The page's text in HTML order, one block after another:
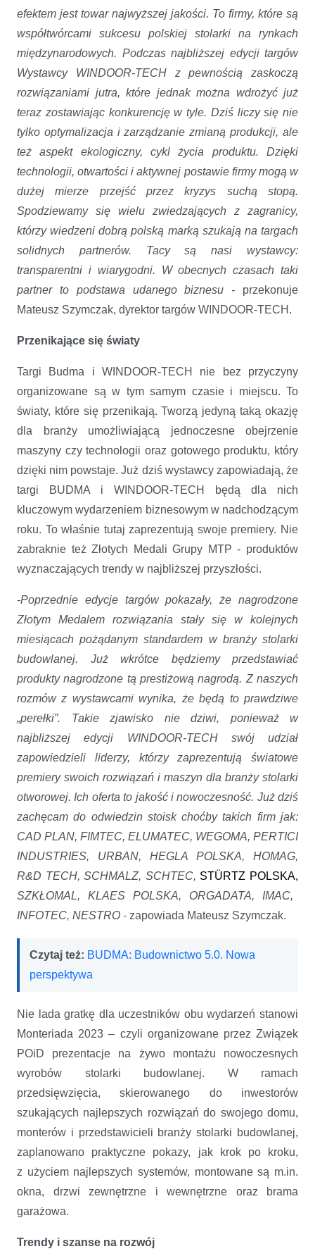
efektem jest towar najwyższej jakości. To firmy, które są
współtwórcami sukcesu polskiej stolarki na rynkach
międzynarodowych. Podczas najbliższej edycji targów
Wystawcy WINDOOR-TECH z pewnością zaskoczą
rozwiązaniami jutra, które jednak można wdrożyć już
teraz zostawiając konkurencję w tyle. Dziś liczy się nie
tylko optymalizacja i zarządzanie zmianą produkcji, ale
też aspekt ekologiczny, cykl życia produktu. Dzięki
technologii, otwartości i aktywnej postawie firmy mogą w
dużej mierze przejść przez kryzys suchą stopą.
Spodziewamy się wielu zwiedzających z zagranicy,
którzy wiedzeni dobrą polską marką szukają na targach
solidnych partnerów. Tacy są nasi wystawcy:
transparentni i wiarygodni. W obecnych czasach taki
partner to podstawa udanego biznesu - przekonuje
Mateusz Szymczak, dyrektor targów WINDOOR-TECH.
Przenikające się światy
Targi Budma i WINDOOR-TECH nie bez przyczyny
organizowane są w tym samym czasie i miejscu. To
światy, które się przenikają. Tworzą jedyną taką okazję
dla branży umożliwiającą jednoczesne obejrzenie
maszyny czy technologii oraz gotowego produktu, który
dzięki nim powstaje. Już dziś wystawcy zapowiadają, że
targi BUDMA i WINDOOR-TECH będą dla nich
kluczowym wydarzeniem biznesowym w nadchodzącym
roku. To właśnie tutaj zaprezentują swoje premiery. Nie
zabraknie też Złotych Medali Grupy MTP - produktów
wyznaczających trendy w najbliższej przyszłości.
-Poprzednie edycje targów pokazały, że nagrodzone
Złotym Medalem rozwiązania stały się w kolejnych
miesiącach pożądanym standardem w branży stolarki
budowlanej. Już wkrótce będziemy przedstawiać
produkty nagrodzone tą prestiżową nagrodą. Z naszych
rozmów z wystawcami wynika, że będą to prawdziwe
„perełki”. Takie zjawisko nie dziwi, ponieważ w
najbliższej edycji WINDOOR-TECH swój udział
zapowiedzieli liderzy, którzy zaprezentują światowe
premiery swoich rozwiązań i maszyn dla branży stolarki
otworowej. Ich oferta to jakość i nowoczesność. Już dziś
zachęcam do odwiedzin stoisk choćby takich firm jak:
CAD PLAN, FIMTEC, ELUMATEC, WEGOMA, PERTICI
INDUSTRIES, URBAN, HEGLA POLSKA, HOMAG,
R&D TECH, SCHMALZ, SCHTEC, STÜRTZ POLSKA,
SZKŁOMAL, KLAES POLSKA, ORGADATA, IMAC,
INFOTEC, NESTRO - zapowiada Mateusz Szymczak.
Czytaj też: BUDMA: Budownictwo 5.0. Nowa
perspektywa
Nie lada gratkę dla uczestników obu wydarzeń stanowi
Monteriada 2023 – czyli organizowane przez Związek
POiD prezentacje na żywo montażu nowoczesnych
wyrobów stolarki budowlanej. W ramach
przedsięwzięcia, skierowanego do inwestorów
szukających najlepszych rozwiązań do swojego domu,
monterów i przedstawicieli branży stolarki budowlanej,
zaplanowano praktyczne pokazy, jak krok po kroku,
z użyciem najlepszych systemów, montowane są m.in.
okna, drzwi zewnętrzne i wewnętrzne oraz brama
garażowa.
Trendy i szanse na rozwój